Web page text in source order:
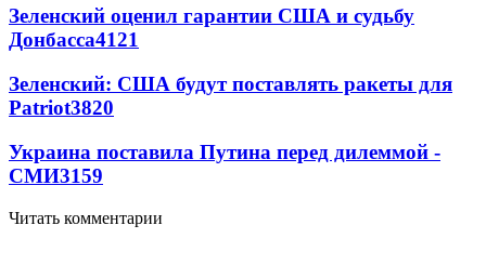
Зеленский оценил гарантии США и судьбу
Донбасса4121
Зеленский: США будут поставлять ракеты для
Patriot3820
Украина поставила Путина перед дилеммой -
СМИ3159
Читать комментарии